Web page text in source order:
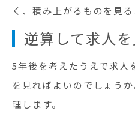
く、積み上がるものを見る
逆算して求人
5年後を考えたうえで求人
を見ればよいのでしょう
理します。